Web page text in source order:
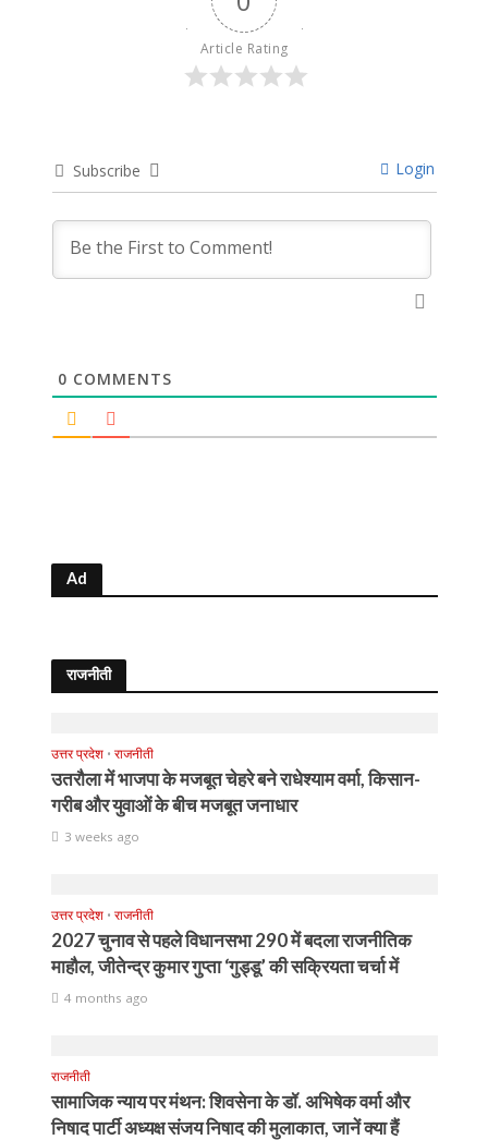
Article Rating
Subscribe Login
0 COMMENTS
Ad
राजनीती
उत्तर प्रदेश • राजनीती
उतरौला में भाजपा के मजबूत चेहरे बने राधेश्याम वर्मा, किसान-
गरीब और युवाओं के बीच मजबूत जनाधार
3 weeks ago
उत्तर प्रदेश • राजनीती
2027 चुनाव से पहले विधानसभा 290 में बदला राजनीतिक
माहौल, जीतेन्द्र कुमार गुप्ता ‘गुड्डू’ की सक्रियता चर्चा में
4 months ago
राजनीती
सामाजिक न्याय पर मंथन: शिवसेना के डॉ. अभिषेक वर्मा और
निषाद पार्टी अध्यक्ष संजय निषाद की मुलाकात, जानें क्या हैं